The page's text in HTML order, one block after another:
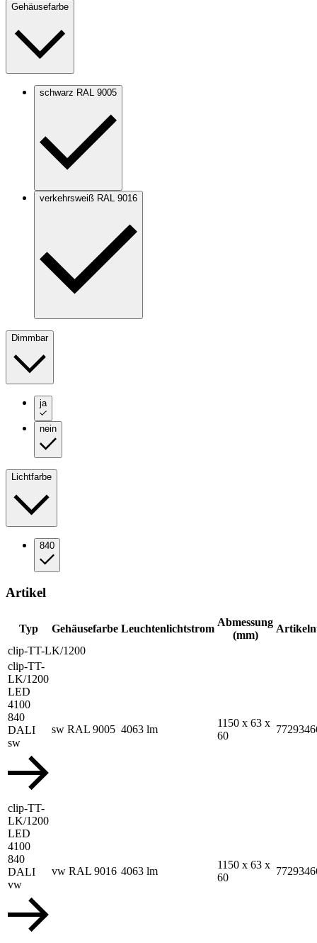
Gehäusefarbe
schwarz RAL 9005
verkehrsweiß RAL 9016
Dimmbar
ja
nein
Lichtfarbe
840
Artikel
Typ Gehäusefarbe Leuchtenlichtstrom
Abmessung
(mm)
clip-TT-LK/1200
clip-TT-
LK/1200
LED
4100
840
DALI
sw
sw RAL 9005 4063 lm
1150 x 63 x
60
clip-TT-
LK/1200
LED
4100
840
DALI
vw
vw RAL 9016 4063 lm
1150 x 63 x
60